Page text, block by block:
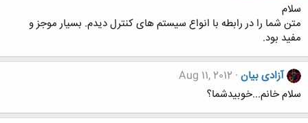
سلام
متن شما را در رابطه با انواع سیستم های کنترل دیدم. بسیار موجز و
مفید بود.
آزادی بیان Aug 11, 2012
سلام خانم...خوبیدشما؟